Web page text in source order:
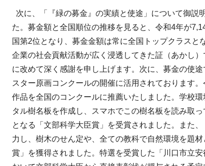
次に、「『緑の募金』の実績と使途」について御説
た。募金額と全国順位の推移を見ると、令和4年が
国第2位となり、募金金額は常に全国トップクラス
企業の社会貢献活動が広く浸透してきた証（あかし
に改めて深く感謝を申し上げます。次に、募金の使
スター原画コンクールの開催に活用されております
作品を全国のコンクールに推薦いたしました。学校
タル樹名板を作成し、スマホでこの樹名板を読み取
となる「文部科学大臣賞」を受賞されました。また
力し、樹木のせん定や、全ての教科で自然環境を題
賞」を獲得されました。特選を受賞した「川口市立